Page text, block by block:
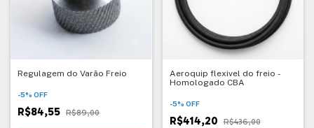
Regulagem do Varão Freio
-5% OFF
R$84,55 R$89,00
Aeroquip flexivel do freio -
Homologado CBA
-5% OFF
R$414,20 R$436,00